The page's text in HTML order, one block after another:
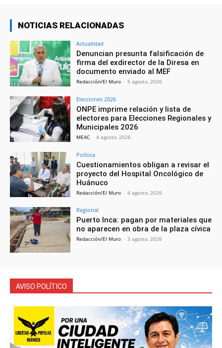
NOTICIAS RELACIONADAS
Actualidad
Denuncian presunta falsificación de
firma del exdirector de la Diresa en
documento enviado al MEF
Redacción/El Muro - 5 agosto, 2026
Elecciones 2026
ONPE imprime relación y lista de
electores para Elecciones Regionales y
Municipales 2026
MEAC - 4 agosto, 2026
Política
Cuestionamientos obligan a revisar el
proyecto del Hospital Oncológico de
Huánuco
Redacción/El Muro - 4 agosto, 2026
Regional
Puerto Inca: pagan por materiales que
no aparecen en obra de la plaza cívica
Redacción/El Muro - 3 agosto, 2026
AVISO POLÍTICO